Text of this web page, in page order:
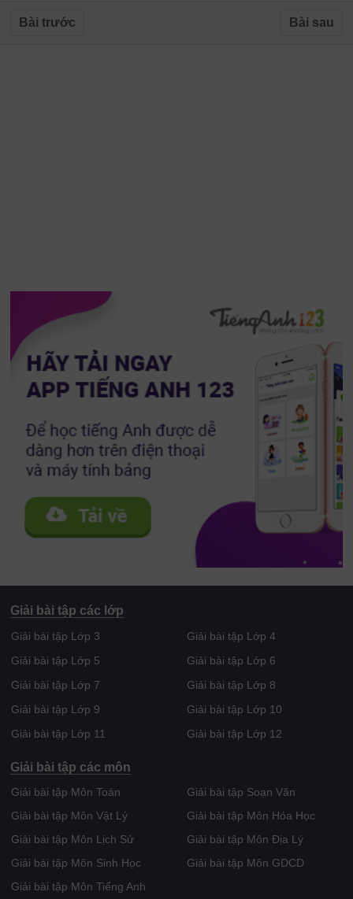
Bài trước Bài sau
Giải bài tập các lớp
Giải bài tập Lớp 3
Giải bài tập Lớp 4
Giải bài tập Lớp 5
Giải bài tập Lớp 6
Giải bài tập Lớp 7
Giải bài tập Lớp 8
Giải bài tập Lớp 9
Giải bài tập Lớp 10
Giải bài tập Lớp 11
Giải bài tập Lớp 12
Giải bài tập các môn
Giải bài tập Môn Toán
Giải bài tập Soạn Văn
Giải bài tập Môn Vật Lý
Giải bài tập Môn Hóa Học
Giải bài tập Môn Lịch Sử
Giải bài tập Môn Địa Lý
Giải bài tập Môn Sinh Học
Giải bài tập Môn GDCD
Giải bài tập Môn Tiếng Anh